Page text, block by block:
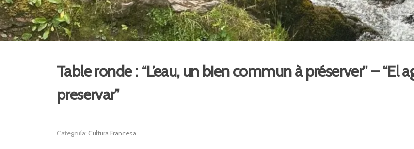
Table ronde : “L’eau, un bien commun à préserver” – “El
preservar”
Categoría: Cultura Francesa